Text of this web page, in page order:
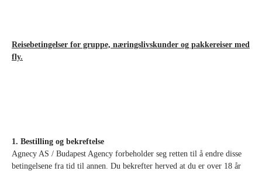
Reisebetingelser for gruppe, næringslivskunder og pakkereiser med
fly.
1. Bestilling og bekreftelse
Agnecy AS / Budapest Agency forbeholder seg retten til å endre disse
betingelsene fra tid til annen. Du bekrefter herved at du er over 18 år